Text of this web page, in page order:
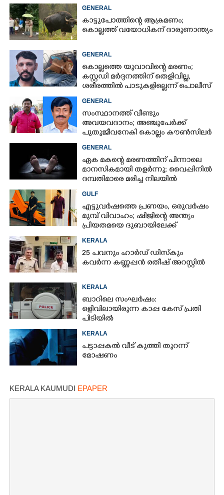
കാണാനില്ല
GENERAL
കാട്ടുപോത്തിന്റെ ആക്രമണം;
കൊല്ലത്ത് വയോധികന് ദാരുണാന്ത്യം
GENERAL
കൊല്ലത്തെ യുവാവിന്റെ മരണം;
കസ്റ്റഡി മർദ്ദനത്തിന് തെളിവില്ല,
ശരീരത്തിൽ പാടുകളില്ലെന്ന് പൊലീസ്
GENERAL
സംസ്ഥാനത്ത് വീണ്ടും
അവയവദാനം; അഞ്ചുപേർക്ക്
പുതുജീവനേകി കൊല്ലം കൗൺസിലർ
ബി അജിത് കുമാർ
GENERAL
ഏക മകന്റെ മരണത്തിന് പിന്നാലെ
മാനസികമായി തളർന്നു; വൈപ്പിനിൽ
ദമ്പതിമാരെ മരിച്ച നിലയിൽ
കണ്ടെത്തി
GULF
എട്ടുവർഷത്തെ പ്രണയം,​ ഒരുവർഷം
മുമ്പ് വിവാഹം; ഷിജിന്റെ അന്ത്യം
പ്രിയതമയെ ദുബായിലേക്ക്
കൊണ്ടുവരാനുള്ള ഒരുക്കത്തിനിടെ
KERALA
25 പവനും ഹാർഡ് ഡിസ്കും
കവർന്ന കണ്ണപ്പൻ രതീഷ് അറസ്റ്റിൽ
KERALA
ബാറിലെ സംഘർഷം:
ഒളിവിലായിരുന്ന കാപ്പ കേസ് പ്രതി
പിടിയിൽ
KERALA
പട്ടാപ്പകൽ വീട് കുത്തി തുറന്ന്
മോഷണം
KERALA KAUMUDI EPAPER